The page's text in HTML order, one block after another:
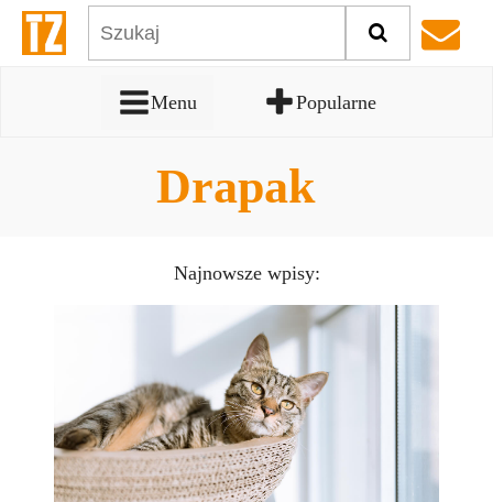
Menu Popularne
Drapak
Najnowsze wpisy: